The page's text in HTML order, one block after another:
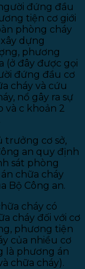
đứng đầu
tiện cơ giới
phòng cháy
dựng
phương
(ở đây được gọi
đứng đầu cơ
cháy và cứu
nổ gây ra sự
và c khoản 2
trưởng cơ sở,
an quy định
sát phòng
chữa cháy
Bộ Công an.
cháy có
cháy đối với cơ
phương tiện
của nhiều cơ
là phương án
chữa cháy).